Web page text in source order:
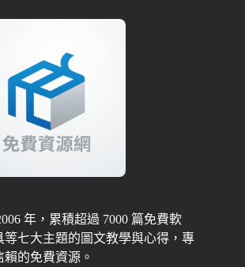
年，累積超過 7000 篇免費軟
等七大主題的圖文教學與心得，專
的免費資源。